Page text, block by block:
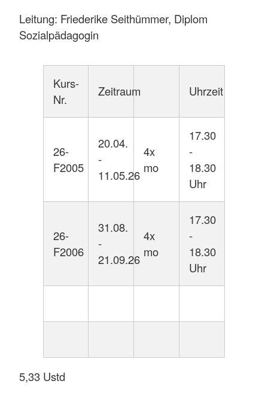
Leitung: Friederike Seithümmer, Diplom
Sozialpädagogin
Kurs-
Nr.
Zeitraum Uhrzeit
26-
F2005
20.04.
-
11.05.26
4x
mo
17.30
-
18.30
Uhr
26-
F2006
31.08.
-
21.09.26
4x
mo
17.30
-
18.30
Uhr
5,33 Ustd